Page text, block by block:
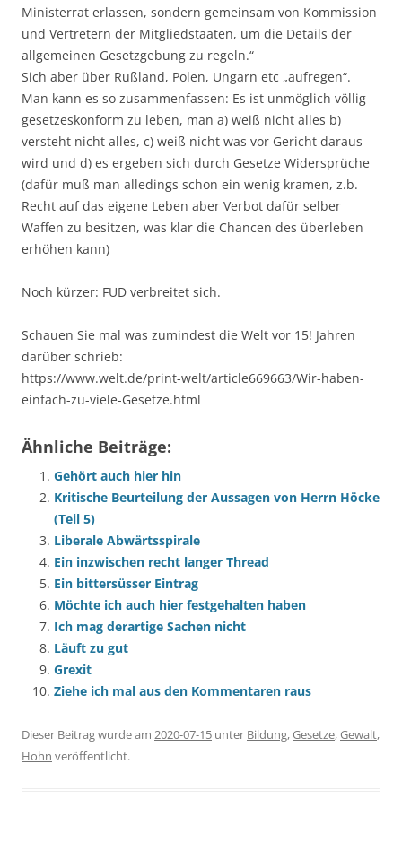
Ministerrat erlassen, sondern gemeinsam von Kommission
und Vertretern der Mitgliedstaaten, um die Details der
allgemeinen Gesetzgebung zu regeln.“
Sich aber über Rußland, Polen, Ungarn etc „aufregen“.
Man kann es so zusammenfassen: Es ist unmöglich völlig
gesetzeskonform zu leben, man a) weiß nicht alles b)
versteht nicht alles, c) weiß nicht was vor Gericht daraus
wird und d) es ergeben sich durch Gesetze Widersprüche
(dafür muß man alledings schon ein wenig kramen, z.b.
Recht auf das eigene Leben aber Verbot dafür selber
Waffen zu besitzen, was klar die Chancen des überleben
erhöhen kann)
Noch kürzer: FUD verbreitet sich.
Schauen Sie mal was zumindest die Welt vor 15! Jahren
darüber schrieb:
https://www.welt.de/print-welt/article669663/Wir-haben-
einfach-zu-viele-Gesetze.html
Ähnliche Beiträge:
Gehört auch hier hin
Kritische Beurteilung der Aussagen von Herrn Höcke
(Teil 5)
Liberale Abwärtsspirale
Ein inzwischen recht langer Thread
Ein bittersüsser Eintrag
Möchte ich auch hier festgehalten haben
Ich mag derartige Sachen nicht
Läuft zu gut
Grexit
Ziehe ich mal aus den Kommentaren raus
Dieser Beitrag wurde am 2020-07-15 unter Bildung,Gesetze,Gewalt,
Hohn veröffentlicht.